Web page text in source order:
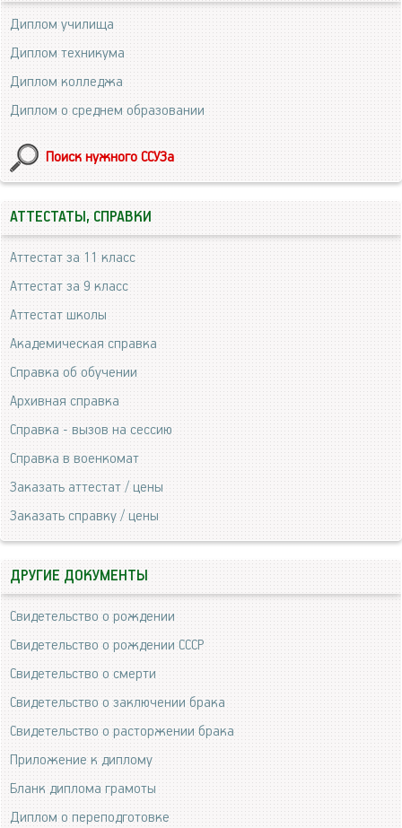
Диплом училища
Диплом техникума
Диплом колледжа
Диплом о среднем образовании
Поиск нужного ССУЗа
АТТЕСТАТЫ, СПРАВКИ
Аттестат за 11 класс
Аттестат за 9 класс
Аттестат школы
Академическая справка
Справка об обучении
Архивная справка
Справка - вызов на сессию
Справка в военкомат
Заказать аттестат / цены
Заказать справку / цены
ДРУГИЕ ДОКУМЕНТЫ
Свидетельство о рождении
Свидетельство о рождении СССР
Свидетельство о смерти
Свидетельство о заключении брака
Свидетельство о расторжении брака
Приложение к диплому
Бланк диплома грамоты
Диплом о переподготовке